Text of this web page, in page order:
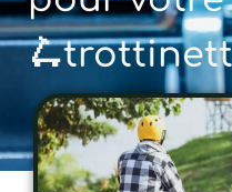
pour votre